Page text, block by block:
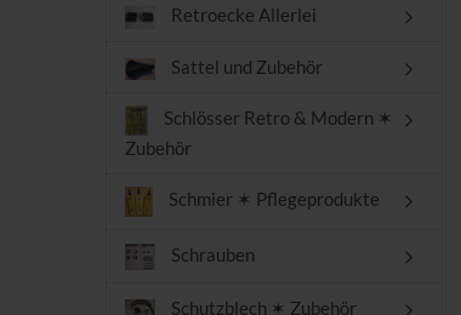
Retroecke Allerlei
Sattel und Zubehör
Schlösser Retro & Modern ✶
Zubehör
Schmier ✶ Pflegeprodukte
Schrauben
Schutzblech ✶ Zubehör